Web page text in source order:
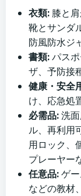
衣類: 膝と
靴とサンダ
防風防水ジ
書類:パス
ザ、予防接
健康・安全
け、応急処
必需品:洗
ル、再利用
用ロック、
プレーヤー
任意品:ゲ
などの教材